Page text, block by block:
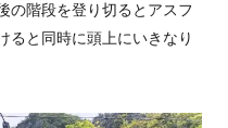
の階段を登り切るとアスフ
ると同時に頭上にいきなり